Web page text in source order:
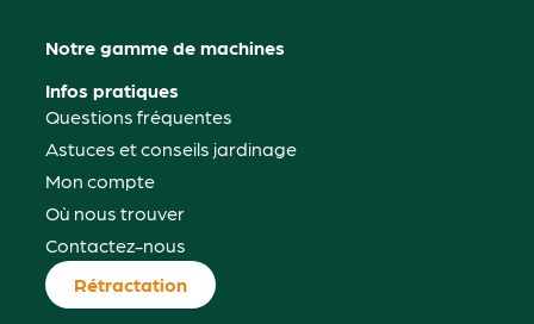
Notre gamme de machines
Infos pratiques
Questions fréquentes
Astuces et conseils jardinage
Mon compte
Où nous trouver
Contactez-nous
Rétractation